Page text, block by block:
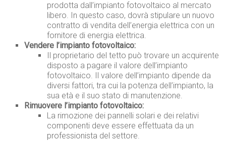
prodotta dall’impianto fotovoltaico al mercato
libero. In questo caso, dovrà stipulare un nuovo
contratto di vendita dell’energia elettrica con un
fornitore di energia elettrica.
Vendere l’impianto fotovoltaico:
Il proprietario del tetto può trovare un acquirente
disposto a pagare il valore dell’impianto
fotovoltaico. Il valore dell’impianto dipende da
diversi fattori, tra cui la potenza dell’impianto, la
sua età e il suo stato di manutenzione.
Rimuovere l’impianto fotovoltaico:
La rimozione dei pannelli solari e dei relativi
componenti deve essere effettuata da un
professionista del settore.